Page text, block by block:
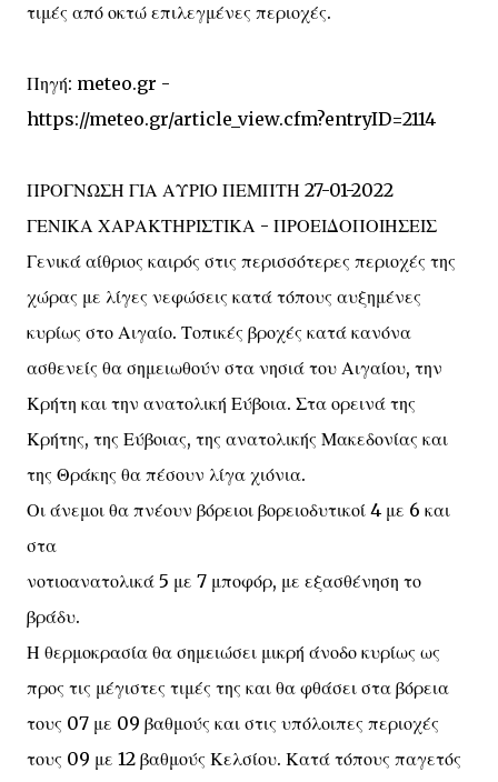
τιμές από οκτώ επιλεγμένες περιοχές.
Πηγή: meteo.gr -
https://meteo.gr/article_view.cfm?entryID=2114
ΠΡΟΓΝΩΣΗ ΓΙΑ ΑΥΡΙΟ ΠΕΜΠΤΗ 27-01-2022
ΓΕΝΙΚΑ ΧΑΡΑΚΤΗΡΙΣΤΙΚΑ - ΠΡΟΕΙΔΟΠΟΙΗΣΕΙΣ
Γενικά αίθριος καιρός στις περισσότερες περιοχές της
χώρας με λίγες νεφώσεις κατά τόπους αυξημένες
κυρίως στο Αιγαίο. Τοπικές βροχές κατά κανόνα
ασθενείς θα σημειωθούν στα νησιά του Αιγαίου, την
Κρήτη και την ανατολική Εύβοια. Στα ορεινά της
Κρήτης, της Εύβοιας, της ανατολικής Μακεδονίας και
της Θράκης θα πέσουν λίγα χιόνια.
Οι άνεμοι θα πνέουν βόρειοι βορειοδυτικοί 4 με 6 και
στα
νοτιοανατολικά 5 με 7 μποφόρ, με εξασθένηση το
βράδυ.
Η θερμοκρασία θα σημειώσει μικρή άνοδο κυρίως ως
προς τις μέγιστες τιμές της και θα φθάσει στα βόρεια
τους 07 με 09 βαθμούς και στις υπόλοιπες περιοχές
τους 09 με 12 βαθμούς Κελσίου. Κατά τόπους παγετός